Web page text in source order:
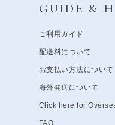
GUIDE &
ご利用ガイド
配送料について
お支払い方法について
海外発送について
Click here for
FAQ